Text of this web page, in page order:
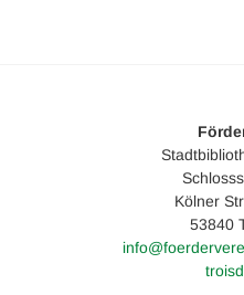
Kölner
53840